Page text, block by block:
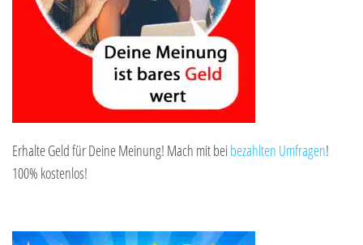
Erhalte Geld für Deine Meinung! Mach mit beibezahlten Umfragen!
100% kostenlos!